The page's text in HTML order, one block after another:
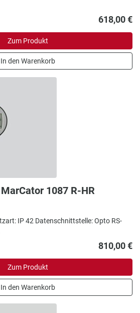
618,00 €
Zum Produkt
In den Warenkorb
1087 R-HR
IP 42 Datenschnittstelle: Opto RS-
810,00 €
Zum Produkt
In den Warenkorb